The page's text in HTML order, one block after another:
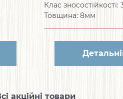
Клас зносостійкості:
Товщина: 8мм
акційні товари